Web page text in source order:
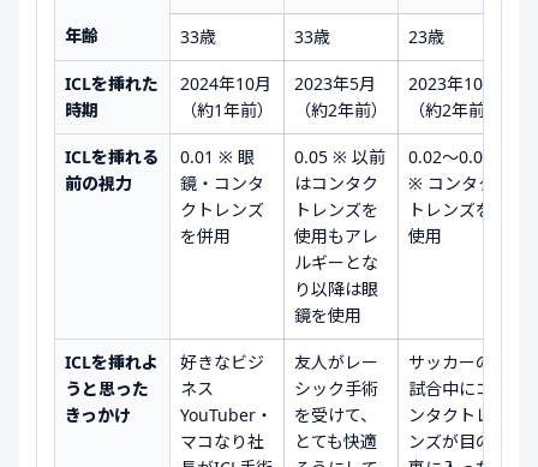
年齢
33歳 33歳 23歳
ICLを挿れた
時期
2024年10月
（約1年前）
2023年5月
（約2年前）
2023年10月
（約2年前）
ICLを挿れる
前の視力
0.01 ※ 眼
鏡・コンタ
クトレンズ
を併用
0.05 ※ 以前
はコンタク
トレンズを
使用もアレ
ルギーとな
り以降は眼
鏡を使用
0.02〜0.03
※ コンタク
トレンズを
使用
ICLを挿れよ
うと思った
きっかけ
好きなビジ
ネス
YouTuber・
マコなり社
友人がレー
シック手術
を受けて、
とても快適
サッカーの
試合中にコ
ンタクトレ
ンズが目の